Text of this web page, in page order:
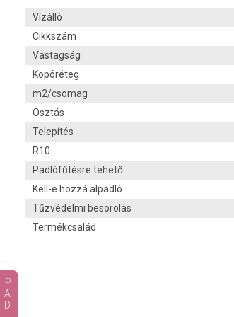
Vízálló
Cikkszám
Vastagság
Kopóréteg
m2/csomag
Osztás
Telepítés
R10
Padlófűtésre tehető
Kell-e hozzá alpadló
Tűzvédelmi besorolás
Termékcsalád